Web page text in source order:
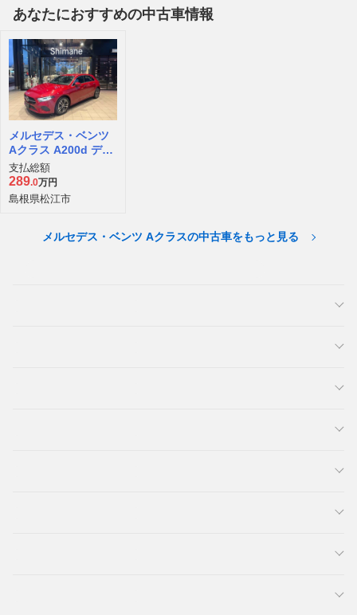
あなたにおすすめの中古車情報
メルセデス・ベンツ
Aクラス A200d ディ
ーゼルターボ MP202
302
支払総額
289.0万円
島根県松江市
メルセデス・ベンツ Aクラスの中古車をもっと見る